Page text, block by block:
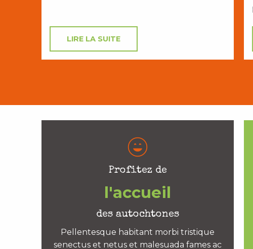
LIRE LA SUITE
Profitez de
l'accueil
des autochtones
Pellentesque habitant morbi tristique
senectus et netus et malesuada fames ac